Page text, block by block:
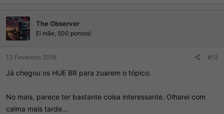
The Observer
Ei mãe, 500 pontos!
13 Fevereiro 2016 #12
Já chegou os HUE BR para zuarem o tópico.
No mais, parece ter bastante coisa interessante. Olharei com
calma mais tarde...